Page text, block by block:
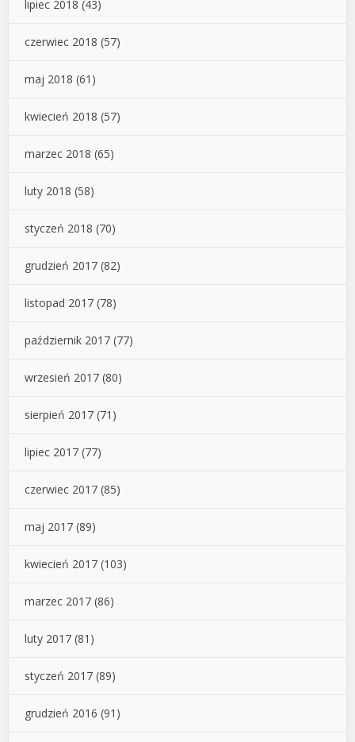
lipiec 2018 (43)
czerwiec 2018 (57)
maj 2018 (61)
kwiecień 2018 (57)
marzec 2018 (65)
luty 2018 (58)
styczeń 2018 (70)
grudzień 2017 (82)
listopad 2017 (78)
październik 2017 (77)
wrzesień 2017 (80)
sierpień 2017 (71)
lipiec 2017 (77)
czerwiec 2017 (85)
maj 2017 (89)
kwiecień 2017 (103)
marzec 2017 (86)
luty 2017 (81)
styczeń 2017 (89)
grudzień 2016 (91)